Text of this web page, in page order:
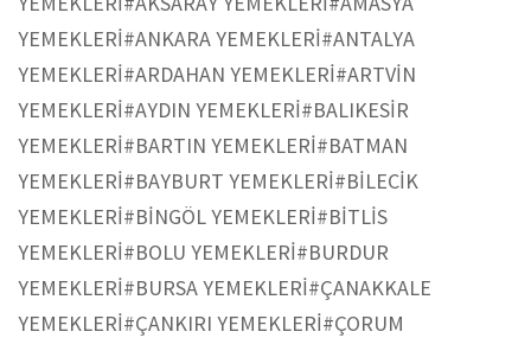
YEMEKLERİ#ANKARA YEMEKLERİ#ANTALYA
YEMEKLERİ#ARDAHAN YEMEKLERİ#ARTVİN
YEMEKLERİ#AYDIN YEMEKLERİ#BALIKESİR
YEMEKLERİ#BARTIN YEMEKLERİ#BATMAN
YEMEKLERİ#BAYBURT YEMEKLERİ#BİLECİK
YEMEKLERİ#BİNGÖL YEMEKLERİ#BİTLİS
YEMEKLERİ#BOLU YEMEKLERİ#BURDUR
YEMEKLERİ#BURSA YEMEKLERİ#ÇANAKKALE
YEMEKLERİ#ÇANKIRI YEMEKLERİ#ÇORUM